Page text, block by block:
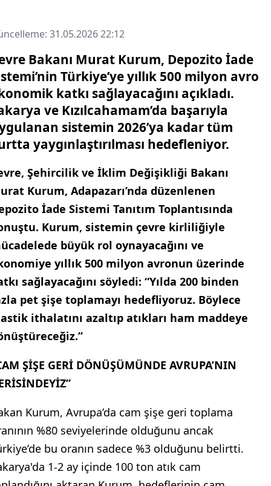
31.05.2026 22:12
Bakanı Murat Kurum, Depozito İade
Türkiye’ye yıllık 500 milyon avro
katkı sağlayacağını açıkladı.
ve Kızılcahamam’da başarıyla
sistemin 2026’ya kadar tüm
yaygınlaştırılması hedefleniyor.
Şehircilik ve İklim Değişikliği Bakanı
Kurum, Adapazarı’nda düzenlenen
İade Sistemi Tanıtım Toplantısında
Kurum, sistemin çevre kirliliğiyle
büyük rol oynayacağını ve
yıllık 500 milyon avronun üzerinde
sağlayacağını söyledi: “Yılda 200 binden
pet şişe toplamayı hedefliyoruz. Böylece
ithalatını azaltıp atıkları ham maddeye
ŞİŞE GERİ DÖNÜŞÜMÜNDE AVRUPA’NIN
Kurum, Avrupa’da cam şişe geri toplama
%80 seviyelerinde olduğunu ancak
bu oranın sadece %3 olduğunu belirtti.
1-2 ay içinde 100 ton atık cam